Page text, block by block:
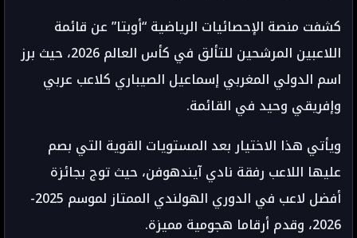
كشفت منصة الإحصائيات الرياضية “أوبتا” عن قائمة
اللاعبين المرشحين للتألق في كأس العالم 2026، حيث برز
اسم الدولي المغربي إسماعيل الصيباري كلاعب عربي
وإفريقي وحيد في القائمة.
ويأتي هذا الاختيار بعد المستويات القوية التي بصم
عليها اللاعب رفقة نادي آيندهوفن، حيث توج بجائزة
أفضل لاعب في الدوري الهولندي الممتاز لموسم 2025-
2026، وقدم أرقاما هجومية مميزة.